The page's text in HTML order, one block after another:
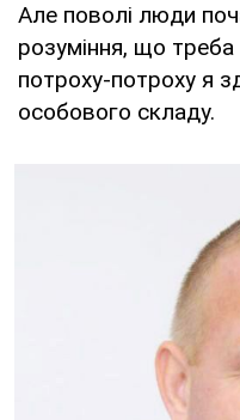
Але поволі люди
розуміння, що треба
потроху-потроху я
особового складу.